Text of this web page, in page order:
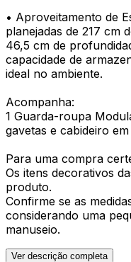
• Aproveitamento de
planejadas de 217 cm
46,5 cm de
capacidade de
ideal no ambiente.
Acompanha:
1 Guarda-roupa
gavetas e cabideiro
Para uma compra
Os itens decorativos
produto.
Confirme se as
considerando uma
manuseio.
Ver descrição completa